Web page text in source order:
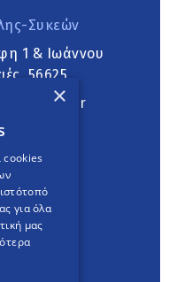
Συκεών
1 & Ιωάννου
56625
×
cookies
για όλα
μας